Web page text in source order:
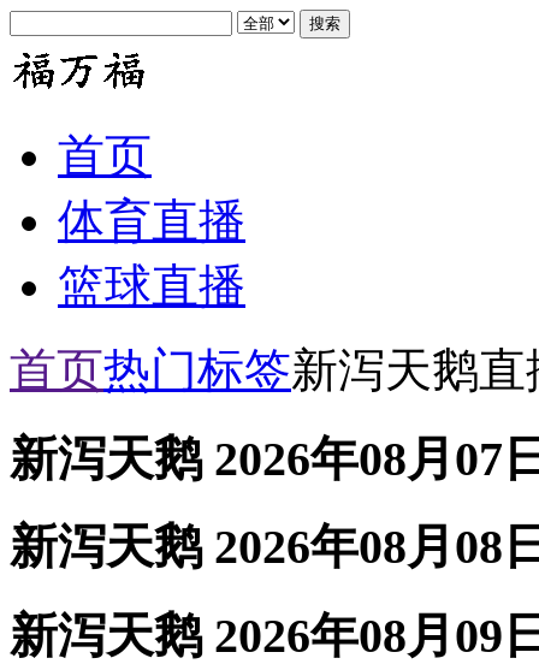
首页
体育直播
篮球直播
首页热门标签新泻天鹅直
新泻天鹅 2026年08月07
新泻天鹅 2026年08月08
新泻天鹅 2026年08月09